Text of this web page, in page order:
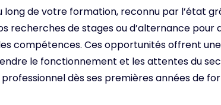
long de votre formation, reconnu par l’état
recherches de stages ou d’alternance
compétences. Ces opportunités offrent
le fonctionnement et les attentes du
dès ses premières années de